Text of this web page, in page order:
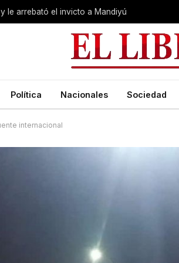
le arrebató el invicto a Mandiyú
Política Nacionales Sociedad
internacional